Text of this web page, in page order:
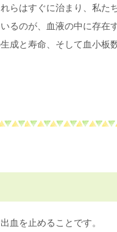
らはすぐに治まり、私た
るのが、血液の中に存在
成と寿命、そして血小板
血を止めることです。